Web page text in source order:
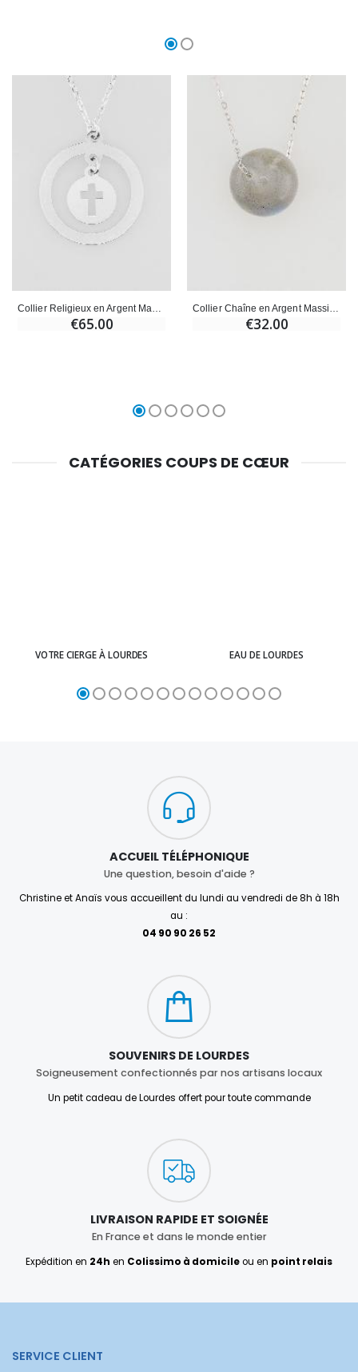
€65.00 €32.00
CATÉGORIES COUPS DE CŒUR
VOTRE CIERGE À LOURDES EAU DE LOURDES
ACCUEIL TÉLÉPHONIQUE
Une question, besoin d'aide ?
Christine et Anaïs vous accueillent du lundi au vendredi de 8h à 18h
au :
04 90 90 26 52
SOUVENIRS DE LOURDES
Soigneusement confectionnés par nos artisans locaux
Un petit cadeau de Lourdes offert pour toute commande
LIVRAISON RAPIDE ET SOIGNÉE
En France et dans le monde entier
Expédition en 24h en Colissimo à domicileou en point relais
SERVICE CLIENT